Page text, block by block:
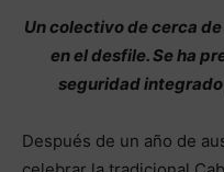
Un colectivo de cerca
en el desfile. Se ha
seguridad
Después de un año de